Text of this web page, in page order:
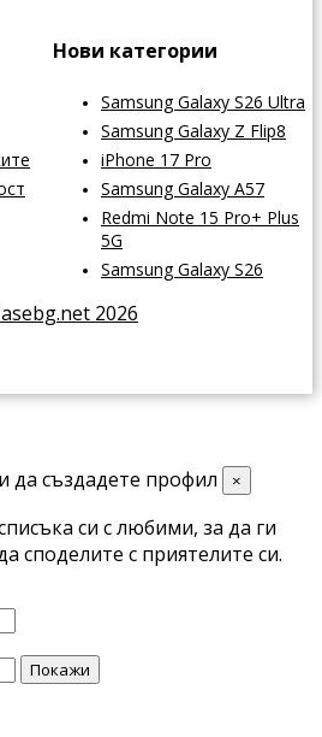
Нови категории
Samsung Galaxy S26 Ultra
Samsung Galaxy Z Flip8
iPhone 17 Pro
Samsung Galaxy A57
Redmi Note 15 Pro+ Plus
5G
Samsung Galaxy S26
2026
да създадете профил ×
си с любими, за да ги
споделите с приятелите си.
Покажи